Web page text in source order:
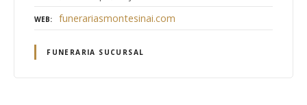
WEB funerariasmontesinai.com
FUNERARIA SUCURSAL